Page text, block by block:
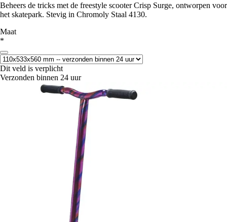
Beheers de tricks met de freestyle scooter Crisp Surge, ontworpen voor
het skatepark. Stevig in Chromoly Staal 4130.
Maat
*
Dit veld is verplicht
Verzonden binnen 24 uur